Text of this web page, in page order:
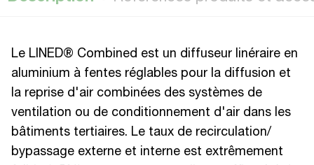
Le LINED® Combined est un diffuseur linéraire en
aluminium à fentes réglables pour la diffusion et
la reprise d'air combinées des systèmes de
ventilation ou de conditionnement d'air dans les
bâtiments tertiaires. Le taux de recirculation/
bypassage externe et interne est extrêmement